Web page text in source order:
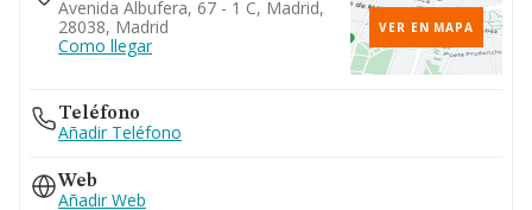
Avenida Albufera, 67 - 1 C, Madrid,
28038, Madrid
Como llegar
VER EN MAPA
Teléfono
Añadir Teléfono
Web
Añadir Web